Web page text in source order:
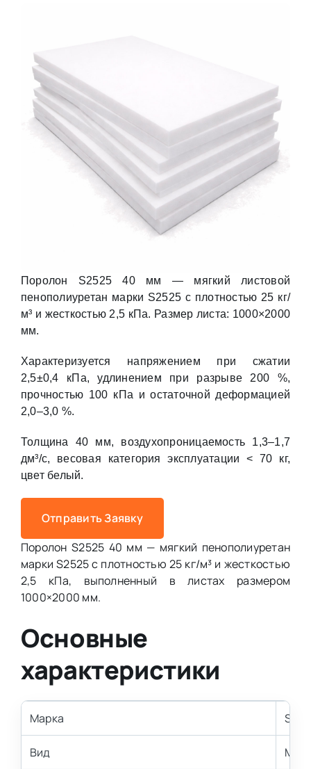
Поролон S2525 40 мм — мягкий листовой
пенополиуретан марки S2525 с плотностью 25 кг/
м³ и жесткостью 2,5 кПа. Размер листа: 1000×2000
мм.
Характеризуется напряжением при сжатии
2,5±0,4 кПа, удлинением при разрыве 200 %,
прочностью 100 кПа и остаточной деформацией
2,0–3,0 %.
Толщина 40 мм, воздухопроницаемость 1,3–1,7
дм³/с, весовая категория эксплуатации < 70 кг,
цвет белый.
Отправить Заявку
Поролон S2525 40 мм — мягкий пенополиуретан
марки S2525 с плотностью 25 кг/м³ и жесткостью
2,5 кПа, выполненный в листах размером
1000×2000 мм.
Основные
характеристики
Марка
Вид